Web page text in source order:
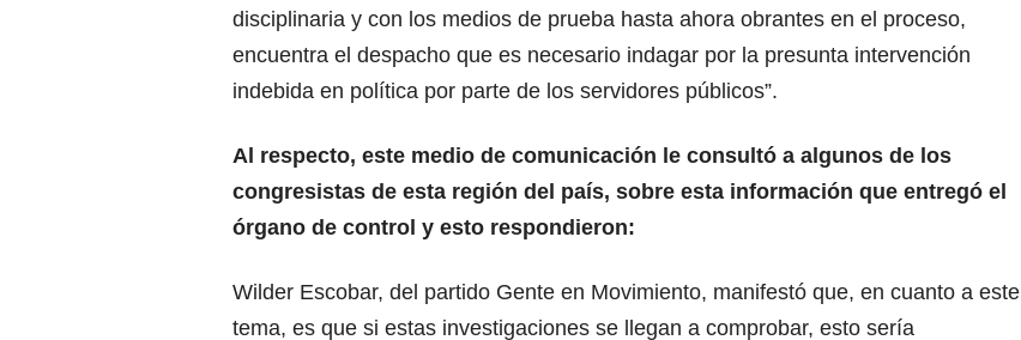
disciplinaria y con los medios de prueba hasta ahora obrantes en el proceso,
encuentra el despacho que es necesario indagar por la presunta intervención
indebida en política por parte de los servidores públicos”.
Al respecto, este medio de comunicación le consultó a algunos de los
congresistas de esta región del país, sobre esta información que entregó el
órgano de control y esto respondieron:
Wilder Escobar, del partido Gente en Movimiento, manifestó que, en cuanto a este
tema, es que si estas investigaciones se llegan a comprobar, esto sería